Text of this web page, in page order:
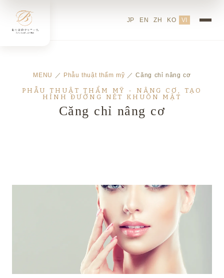
JP EN ZH KO VI
MENU ／ Phẫu thuật thẩm mỹ ／ Căng chỉ nâng cơ
PHẪU THUẬT THẨM MỸ - NÂNG CƠ, TẠO
HÌNH ĐƯỜNG NÉT KHUÔN MẶT
Căng chỉ nâng cơ